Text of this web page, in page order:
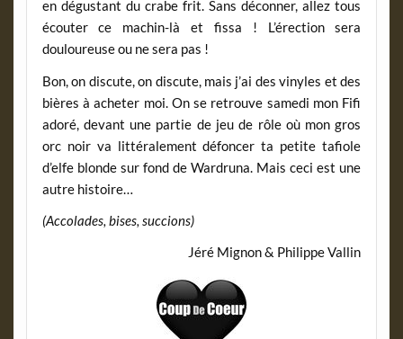
en dégustant du crabe frit. Sans déconner, allez tous
écouter ce machin-là et fissa ! L’érection sera
douloureuse ou ne sera pas !
Bon, on discute, on discute, mais j’ai des vinyles et des
bières à acheter moi. On se retrouve samedi mon Fifi
adoré, devant une partie de jeu de rôle où mon gros
orc noir va littéralement défoncer ta petite tafiole
d’elfe blonde sur fond de Wardruna. Mais ceci est une
autre histoire…
(Accolades, bises, succions)
Jéré Mignon & Philippe Vallin